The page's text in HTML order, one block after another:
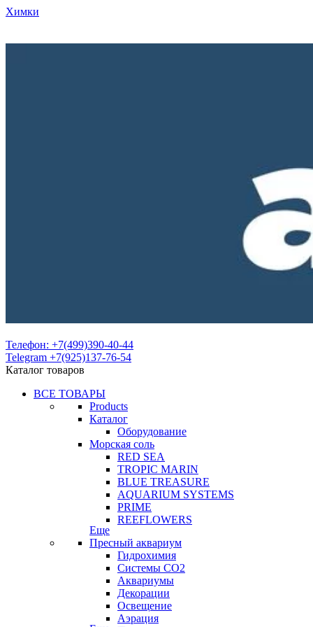
Химки
Телефон: +7(499)390-40-44
Telegram +7(925)137-76-54
Каталог товаров
ВСЕ ТОВАРЫ
Products
Каталог
Оборудование
Морская соль
RED SEA
TROPIC MARIN
BLUE TREASURE
AQUARIUM SYSTEMS
PRIME
REEFLOWERS
Еще
Пресный аквариум
Гидрохимия
Системы СО2
Аквариумы
Декорации
Освещение
Аэрация